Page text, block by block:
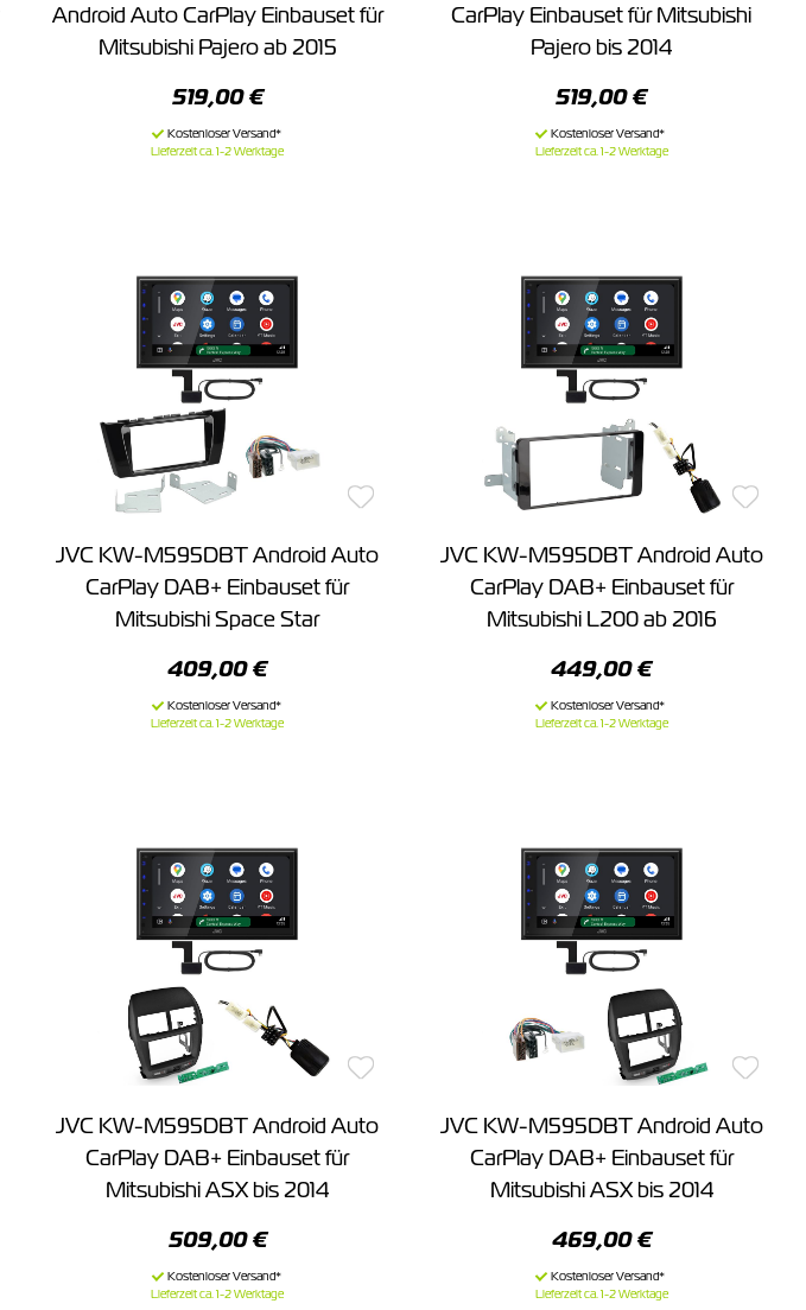
Android Auto CarPlay Einbauset für
Mitsubishi Pajero ab 2015
519,00 €
Lieferzeit ca. 1-2 Werktage
CarPlay Einbauset für Mitsubishi
Pajero bis 2014
519,00 €
Lieferzeit ca. 1-2 Werktage
JVC KW-M595DBT Android Auto
CarPlay DAB+ Einbauset für
Mitsubishi Space Star
409,00 €
Lieferzeit ca. 1-2 Werktage
JVC KW-M595DBT Android Auto
CarPlay DAB+ Einbauset für
Mitsubishi L200 ab 2016
449,00 €
Lieferzeit ca. 1-2 Werktage
JVC KW-M595DBT Android Auto
CarPlay DAB+ Einbauset für
Mitsubishi ASX bis 2014
509,00 €
Lieferzeit ca. 1-2 Werktage
JVC KW-M595DBT Android Auto
CarPlay DAB+ Einbauset für
Mitsubishi ASX bis 2014
469,00 €
Lieferzeit ca. 1-2 Werktage